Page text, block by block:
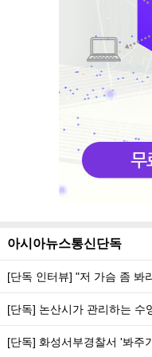
아시아뉴스통신단독
[단독 인터뷰] "저 가슴 좀 봐
[단독] 논산시가 관리하는 수
[단독] 화성서부경찰서 '봐